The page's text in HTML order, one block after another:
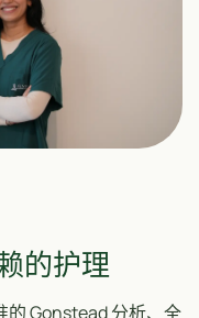
的护理
Gonstead 分析、全